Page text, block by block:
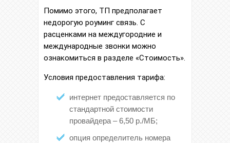
Помимо этого, ТП предполагает
недорогую роуминг связь. С
расценками на междугородние и
международные звонки можно
ознакомиться в разделе «Стоимость».
Условия предоставления тарифа:
интернет предоставляется по
стандартной стоимости
провайдера – 6,50 р./МБ;
опция определитель номера